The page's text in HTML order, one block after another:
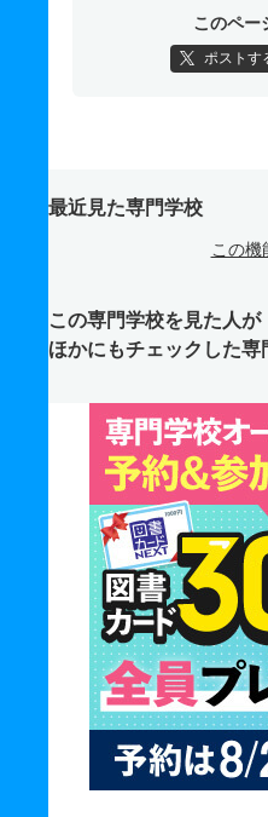
このペー
ポストす
最近見た専門学校
この機
この専門学校を見た人が
ほかにもチェックした専